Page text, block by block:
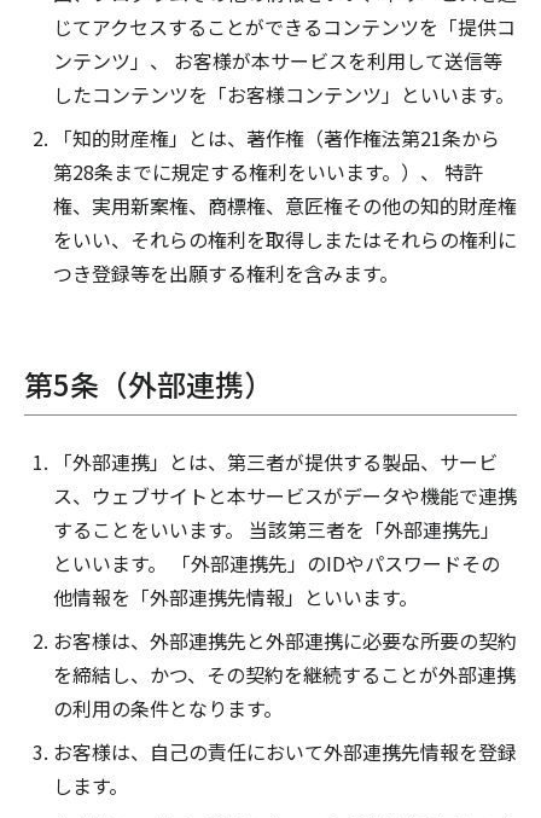
じてアクセスすることができるコンテンツを「提供コ
ンテンツ」、 お客様が本サービスを利用して送信等
したコンテンツを「お客様コンテンツ」といいます。
「知的財産権」とは、著作権（著作権法第21条から
第28条までに規定する権利をいいます。）、 特許
権、実用新案権、商標権、意匠権その他の知的財産権
をいい、それらの権利を取得しまたはそれらの権利に
つき登録等を出願する権利を含みます。
第5条（外部連携）
「外部連携」とは、第三者が提供する製品、サービ
ス、ウェブサイトと本サービスがデータや機能で連携
することをいいます。 当該第三者を「外部連携先」
といいます。 「外部連携先」のIDやパスワードその
他情報を「外部連携先情報」といいます。
お客様は、外部連携先と外部連携に必要な所要の契約
を締結し、かつ、その契約を継続することが外部連携
の利用の条件となります。
お客様は、自己の責任において外部連携先情報を登録
します。